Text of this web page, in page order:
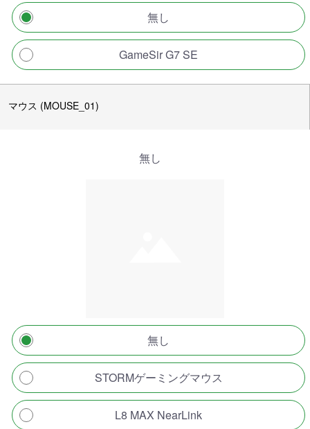
無し
GameSir G7 SE
マウス (MOUSE_01)
無し
無し
STORMゲーミングマウス
L8 MAX NearLink